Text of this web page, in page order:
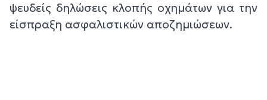
ψευδείς δηλώσεις κλοπής οχημάτων για την
είσπραξη ασφαλιστικών αποζημιώσεων.